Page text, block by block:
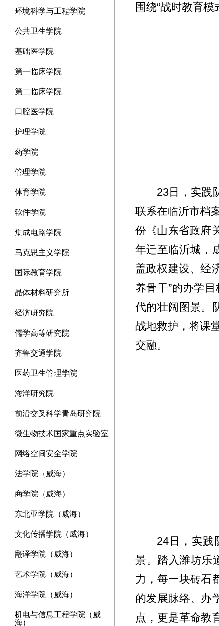
环境科学与工程学院
公共卫生学院
基础医学院
第一临床学院
第二临床学院
口腔医学院
护理学院
药学院
管理学院
体育学院
软件学院
集成电路学院
马克思主义学院
国际教育学院
晶体材料研究所
经济研究院
儒学高等研究院
齐鲁交通学院
医药卫生管理学院
海洋研究院
前沿交叉科学青岛研究院
微生物技术国家重点实验室
网络空间安全学院
法学院（威海）
商学院（威海）
东北亚学院（威海）
文化传播学院（威海）
翻译学院（威海）
艺术学院（威海）
海洋学院（威海）
机电与信息工程学院（威
海）
围绕“战时教育
23日，实践
联系在临沂市档
份《山东省政府
年迁至临沂城，
盖政权建设、经
养骨干”的办学
代的壮阔图景。
战地救护，将课
交融。
24日，实践
景。踏入潍坊乐
力，每一块砖石
的发展脉络、办
点，更是革命教